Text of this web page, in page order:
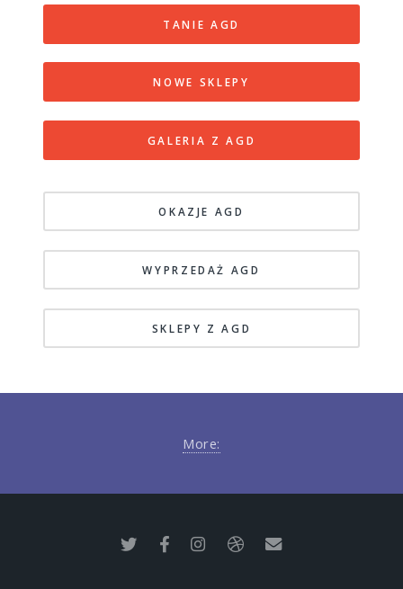
TANIE AGD
NOWE SKLEPY
GALERIA Z AGD
OKAZJE AGD
WYPRZEDAŻ AGD
SKLEPY Z AGD
More: